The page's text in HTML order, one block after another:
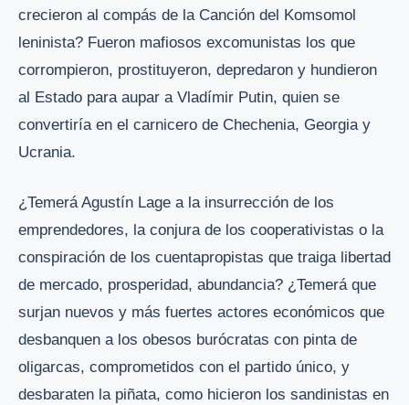
crecieron al compás de la Canción del Komsomol
leninista? Fueron mafiosos excomunistas los que
corrompieron, prostituyeron, depredaron y hundieron
al Estado para aupar a Vladímir Putin, quien se
convertiría en el carnicero de Chechenia, Georgia y
Ucrania.
¿Temerá Agustín Lage a la insurrección de los
emprendedores, la conjura de los cooperativistas o la
conspiración de los cuentapropistas que traiga libertad
de mercado, prosperidad, abundancia? ¿Temerá que
surjan nuevos y más fuertes actores económicos que
desbanquen a los obesos burócratas con pinta de
oligarcas, comprometidos con el partido único, y
desbaraten la piñata, como hicieron los sandinistas en